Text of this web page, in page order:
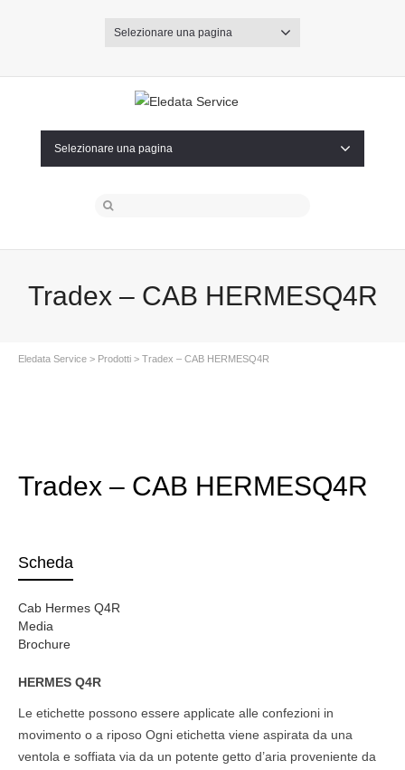
Selezionare una pagina
Selezionare una pagina
Tradex – CAB HERMESQ4R
Eledata Service > Prodotti > Tradex – CAB HERMESQ4R
Tradex – CAB HERMESQ4R
Scheda
Cab Hermes Q4R
Media
Brochure
HERMES Q4R
Le etichette possono essere applicate alle confezioni in
movimento o a riposo Ogni etichetta viene aspirata da una
ventola e soffiata via da un potente getto d’aria proveniente da